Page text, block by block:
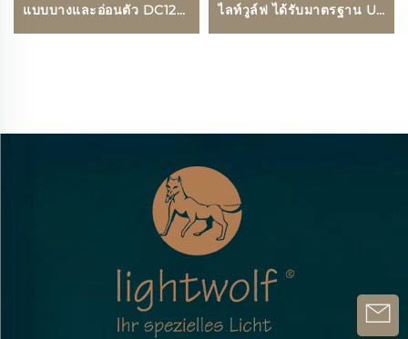
แบบบางและอ่อนตัว DC12V
ไลท์วูล์ฟ ได้รับมาตรฐาน UL